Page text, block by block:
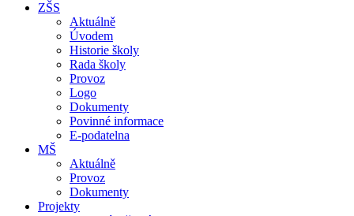
ZŠS
Aktuálně
Úvodem
Historie školy
Rada školy
Provoz
Logo
Dokumenty
Povinné informace
E-podatelna
MŠ
Aktuálně
Provoz
Dokumenty
Projekty